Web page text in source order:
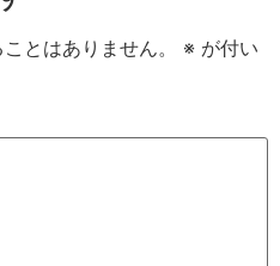
とはありません。 ※ が付い